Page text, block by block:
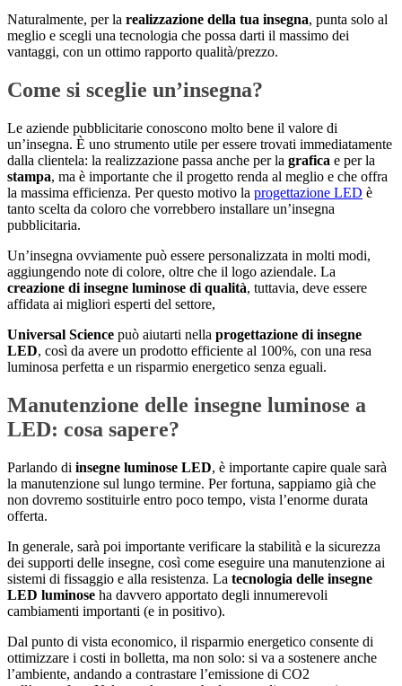
Naturalmente, per la realizzazione della tua insegna, punta solo al
meglio e scegli una tecnologia che possa darti il massimo dei
vantaggi, con un ottimo rapporto qualità/prezzo.
Come si sceglie un’insegna?
Le aziende pubblicitarie conoscono molto bene il valore di
un’insegna. È uno strumento utile per essere trovati immediatamente
dalla clientela: la realizzazione passa anche per la grafica e per la
stampa, ma è importante che il progetto renda al meglio e che offra
la massima efficienza. Per questo motivo la progettazione LED è
tanto scelta da coloro che vorrebbero installare un’insegna
pubblicitaria.
Un’insegna ovviamente può essere personalizzata in molti modi,
aggiungendo note di colore, oltre che il logo aziendale. La
creazione di insegne luminose di qualità, tuttavia, deve essere
affidata ai migliori esperti del settore,
Universal Science può aiutarti nella progettazione di insegne
LED, così da avere un prodotto efficiente al 100%, con una resa
luminosa perfetta e un risparmio energetico senza eguali.
Manutenzione delle insegne luminose a
LED: cosa sapere?
Parlando di insegne luminose LED, è importante capire quale sarà
la manutenzione sul lungo termine. Per fortuna, sappiamo già che
non dovremo sostituirle entro poco tempo, vista l’enorme durata
offerta.
In generale, sarà poi importante verificare la stabilità e la sicurezza
dei supporti delle insegne, così come eseguire una manutenzione ai
sistemi di fissaggio e alla resistenza. La tecnologia delle insegne
LED luminose ha davvero apportato degli innumerevoli
cambiamenti importanti (e in positivo).
Dal punto di vista economico, il risparmio energetico consente di
ottimizzare i costi in bolletta, ma non solo: si va a sostenere anche
l’ambiente, andando a contrastare l’emissione di CO2